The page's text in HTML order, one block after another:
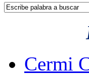
Cermi